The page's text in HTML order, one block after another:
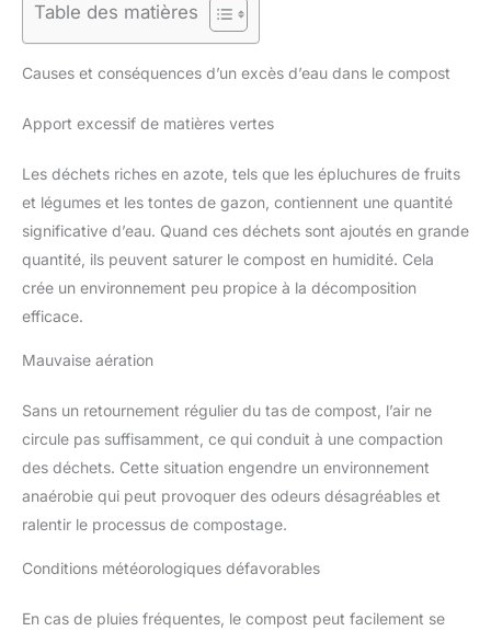
Table des matières
Causes et conséquences d’un excès d’eau dans le compost
Apport excessif de matières vertes
Les déchets riches en azote, tels que les épluchures de fruits
et légumes et les tontes de gazon, contiennent une quantité
significative d’eau. Quand ces déchets sont ajoutés en grande
quantité, ils peuvent saturer le compost en humidité. Cela
crée un environnement peu propice à la décomposition
efficace.
Mauvaise aération
Sans un retournement régulier du tas de compost, l’air ne
circule pas suffisamment, ce qui conduit à une compaction
des déchets. Cette situation engendre un environnement
anaérobie qui peut provoquer des odeurs désagréables et
ralentir le processus de compostage.
Conditions météorologiques défavorables
En cas de pluies fréquentes, le compost peut facilement se